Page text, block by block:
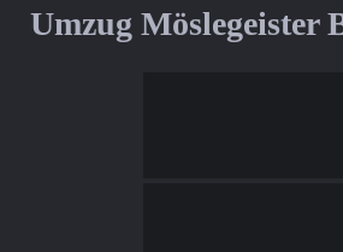
Umzug Möslegeister